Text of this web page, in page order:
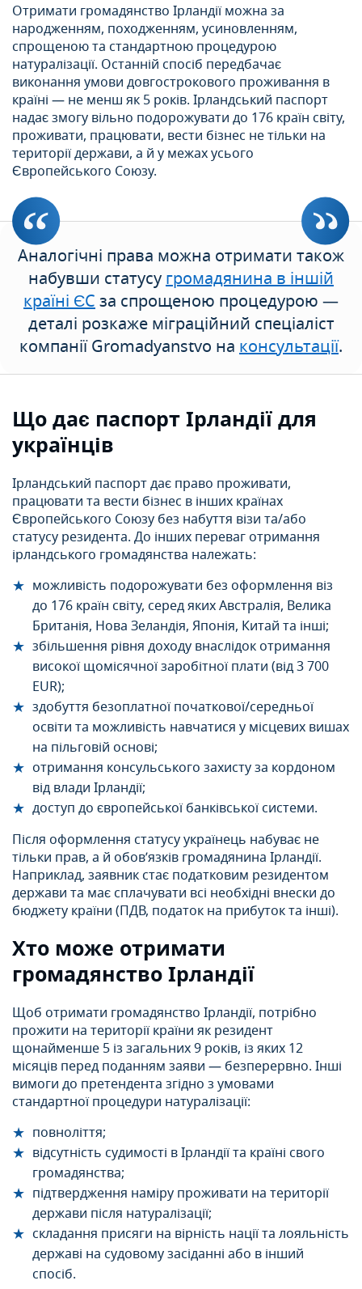
Отримати громадянство Ірландії можна за
народженням, походженням, усиновленням,
спрощеною та стандартною процедурою
натуралізації. Останній спосіб передбачає
виконання умови довгострокового проживання в
країні — не менш як 5 років. Ірландський паспорт
надає змогу вільно подорожувати до 176 країн світу,
проживати, працювати, вести бізнес не тільки на
території держави, а й у межах усього
Європейського Союзу.
Аналогічні права можна отримати також
набувши статусу громадянина в іншій
країні ЄС за спрощеною процедурою —
деталі розкаже міграційний спеціаліст
компанії Gromadyanstvo на консультації.
Що дає паспорт Ірландії для
українців
Ірландський паспорт дає право проживати,
працювати та вести бізнес в інших країнах
Європейського Союзу без набуття візи та/або
статусу резидента. До інших переваг отримання
ірландського громадянства належать:
можливість подорожувати без оформлення віз
до 176 країн світу, серед яких Австралія, Велика
Британія, Нова Зеландія, Японія, Китай та інші;
збільшення рівня доходу внаслідок отримання
високої щомісячної заробітної плати (від 3 700
EUR);
здобуття безоплатної початкової/середньої
освіти та можливість навчатися у місцевих вишах
на пільговій основі;
отримання консульського захисту за кордоном
від влади Ірландії;
доступ до європейської банківської системи.
Після оформлення статусу українець набуває не
тільки прав, а й обов’язків громадянина Ірландії.
Наприклад, заявник стає податковим резидентом
держави та має сплачувати всі необхідні внески до
бюджету країни (ПДВ, податок на прибуток та інші).
Хто може отримати
громадянство Ірландії
Щоб отримати громадянство Ірландії, потрібно
прожити на території країни як резидент
щонайменше 5 із загальних 9 років, із яких 12
місяців перед поданням заяви — безперервно. Інші
вимоги до претендента згідно з умовами
стандартної процедури натуралізації:
повноліття;
відсутність судимості в Ірландії та країні свого
громадянства;
підтвердження наміру проживати на території
держави після натуралізації;
складання присяги на вірність нації та лояльність
державі на судовому засіданні або в інший
спосіб.